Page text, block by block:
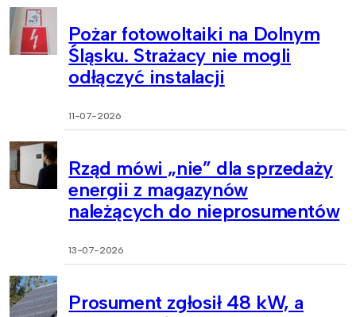
Pożar fotowoltaiki na Dolnym
Śląsku. Strażacy nie mogli
odłączyć instalacji
11-07-2026
Rząd mówi „nie” dla sprzedaży
energii z magazynów
należących do nieprosumentów
13-07-2026
Prosument zgłosił 48 kW, a